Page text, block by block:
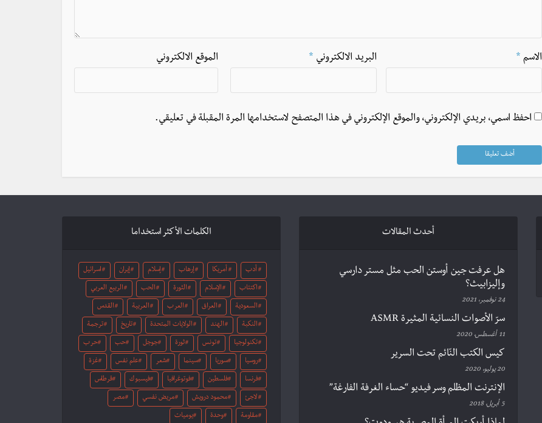
الاسم * البريد الالكتروني * الموقع الالكتروني
احفظ اسمي، بريدي الإلكتروني، والموقع الإلكتروني في هذا المتصفح لاستخدامها المرة المقبلة في تعليقي.
الكلمات الأكثر استخداما
أدب أمريكا إرهاب إسلام إيران اسرائيل
اكتئاب الإسلام الثورة الحب الربيع العربي
السعودية العراق العرب العربية القدس
النكبة الهند الولايات المتحدة تاريخ ترجمة
تكنولوجيا تونس ثورة جوجل حب حرب
روسيا سوريا سينما شعر علم نفس غزة
فرنسا فلسطين فوتوغرافيا فيسبوك قرطاس
لاجئ محمود درويش مريض نفسي مصر
مقاومة وحدة يوميات
أحدث المقالات
هل عرفت جين أوستن الحب مثل مستر دارسي
وإليزابيث؟
24 نوفمبر، 2021
سرّ الأصوات النسائية المثيرة ASMR
11 أغسطس، 2020
كيس الكتب النّائم تحت السرير
20 يوليو، 2020
الإنترنت المظلم وسر فيديو “حساء الغرفة الفارغة”
5 أبريل، 2018